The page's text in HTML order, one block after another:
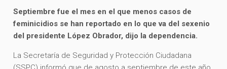
Septiembre fue el mes en el que menos casos de
feminicidios se han reportado en lo que va del sexenio
del presidente López Obrador, dijo la dependencia.
La Secretaría de Seguridad y Protección Ciudadana